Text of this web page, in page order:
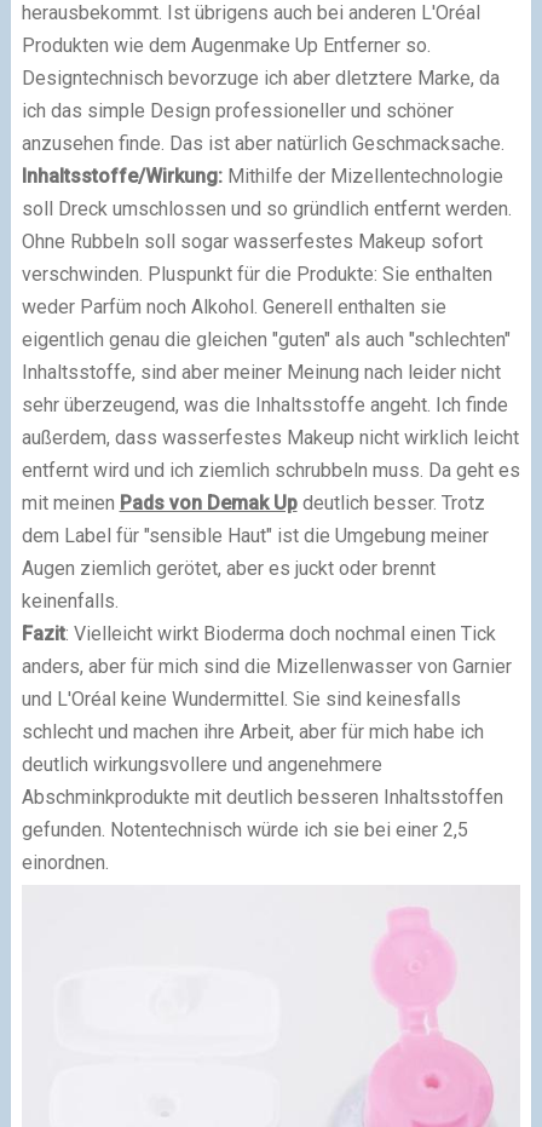
herausbekommt. Ist übrigens auch bei anderen L'Oréal
Produkten wie dem Augenmake Up Entferner so.
Designtechnisch bevorzuge ich aber dletztere Marke, da
ich das simple Design professioneller und schöner
anzusehen finde. Das ist aber natürlich Geschmacksache.
Inhaltsstoffe/Wirkung:Mithilfe der Mizellentechnologie
soll Dreck umschlossen und so gründlich entfernt werden.
Ohne Rubbeln soll sogar wasserfestes Makeup sofort
verschwinden. Pluspunkt für die Produkte: Sie enthalten
weder Parfüm noch Alkohol. Generell enthalten sie
eigentlich genau die gleichen "guten" als auch "schlechten"
Inhaltsstoffe, sind aber meiner Meinung nach leider nicht
sehr überzeugend, was die Inhaltsstoffe angeht. Ich finde
außerdem, dass wasserfestes Makeup nicht wirklich leicht
entfernt wird und ich ziemlich schrubbeln muss. Da geht es
mit meinen Pads von Demak Updeutlich besser. Trotz
dem Label für "sensible Haut" ist die Umgebung meiner
Augen ziemlich gerötet, aber es juckt oder brennt
keinenfalls.
Fazit: Vielleicht wirkt Bioderma doch nochmal einen Tick
anders, aber für mich sind die Mizellenwasser von Garnier
und L'Oréal keine Wundermittel. Sie sind keinesfalls
schlecht und machen ihre Arbeit, aber für mich habe ich
deutlich wirkungsvollere und angenehmere
Abschminkprodukte mit deutlich besseren Inhaltsstoffen
gefunden. Notentechnisch würde ich sie bei einer 2,5
einordnen.